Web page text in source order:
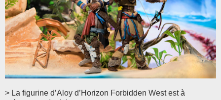
> La figurine d’Aloy d’Horizon Forbidden West est à